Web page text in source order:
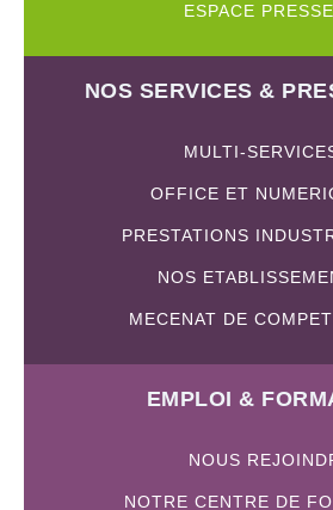
ESPACE PRESSE
NOS SERVICES &
MULTI-
OFFICE ET
PRESTATIONS
NOS
MECENAT DE
EMPLOI &
NOUS
NOTRE CENTRE DE